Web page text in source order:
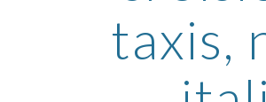
taxis,